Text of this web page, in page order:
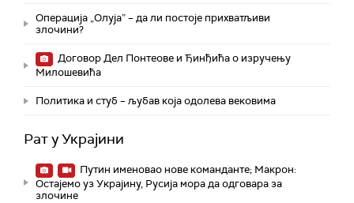
Операција „Олуја” – да ли постоје прихватљиви
злочини?
Договор Дел Понтеове и Ђинђића о изручењу
Милошевића
Политика и стуб – љубав која одолева вековима
Рат у Украјини
Путин именовао нове команданте; Макрон:
Остајемо уз Украјину, Русија мора да одговара за
злочине